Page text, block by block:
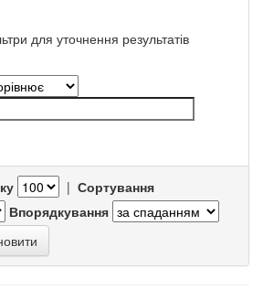
для уточнення результатів
| Сортування
Впорядкування